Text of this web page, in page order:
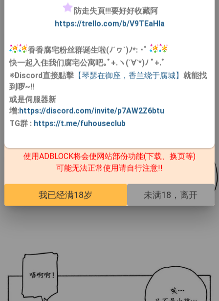
防走失頁!!!要好好收藏阿
https://trello.com/b/V9TEaHIa
香香腐宅粉丝群诞生啦(ﾉ´ヮ`)ﾉ*: ･ﾟ
快一起入住我们腐宅公寓吧｡ﾟ+.ヽ(´∀`*)ﾉ ﾟ+.ﾟ
※Discord直接點擊【琴瑟在御座，香兰绕于腐城】 就能找
到啰~!!
或是伺服器新
增:https://discord.com/invite/p7AW2Z6btu
TG群: https://t.me/fuhouseclub
使用ADBLOCK将会使网站部份功能(下载、换页等)
可能无法正常使用请自行注意!!
我已经满18岁 未满18，离开